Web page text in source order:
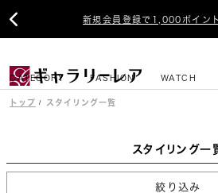
新規会員登録で1,000ポイン

CATEGORY FASHION WATCH
トップ スタイリング一覧
スタイリング一
絞り込み